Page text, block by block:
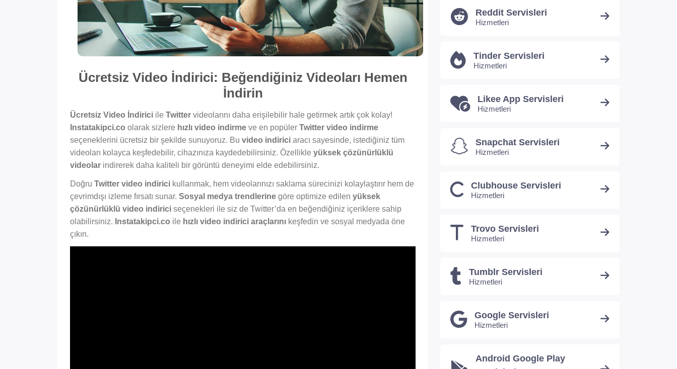
Ücretsiz Video İndirici: Beğendiğiniz Videoları Hemen
İndirin
Ücretsiz Video İndirici ile Twitter videolarını daha erişilebilir hale getirmek artık çok kolay!
Instatakipci.co olarak sizlere hızlı video indirme ve en popüler Twitter video indirme
seçeneklerini ücretsiz bir şekilde sunuyoruz. Bu video indirici aracı sayesinde, istediğiniz tüm
videoları kolayca keşfedebilir, cihazınıza kaydedebilirsiniz. Özellikle yüksek çözünürlüklü
videolar indirerek daha kaliteli bir görüntü deneyimi elde edebilirsiniz.
Doğru Twitter video indirici kullanmak, hem videolarınızı saklama sürecinizi kolaylaştırır hem de
çevrimdışı izleme fırsatı sunar. Sosyal medya trendlerine göre optimize edilen yüksek
çözünürlüklü video indirici seçenekleri ile siz de Twitter’da en beğendiğiniz içeriklere sahip
olabilirsiniz. Instatakipci.co ile hızlı video indirici araçlarını keşfedin ve sosyal medyada öne
çıkın.
Reddit Servisleri
Hizmetleri
Tinder Servisleri
Hizmetleri
Likee App Servisleri
Hizmetleri
Snapchat Servisleri
Hizmetleri
Clubhouse Servisleri
Hizmetleri
Trovo Servisleri
Hizmetleri
Tumblr Servisleri
Hizmetleri
Google Servisleri
Hizmetleri
Android Google Play